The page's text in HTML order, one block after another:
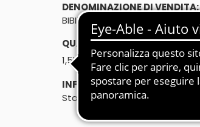
DENOMINAZIONE DI VENDITA:
BIBITA ANALCOLICA GASSATA
QUANTITÀ:
1,5l℮
INFORMAZIONI PRODUTTORE:
Stabilimento: Via per